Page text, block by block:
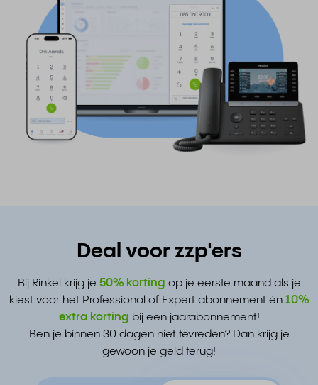
Deal voor zzp'ers
Bij Rinkel krijg je 50% korting op je eerste maand als je
kiest voor het Professional of Expert abonnement én 10%
extra korting bij een jaarabonnement!
Ben je binnen 30 dagen niet tevreden? Dan krijg je
gewoon je geld terug!